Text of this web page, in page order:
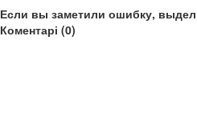
Если вы заметили ошибку,
Коментарі (0)